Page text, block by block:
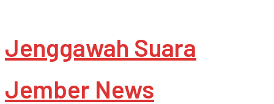
Jenggawah Suara
Jember News